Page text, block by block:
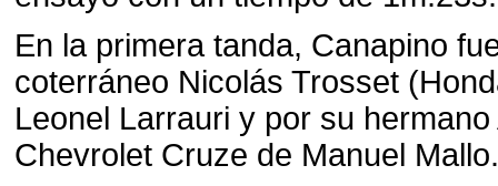
En la primera tanda, Canapino
coterráneo Nicolás Trosset
Leonel Larrauri y por su
Chevrolet Cruze de Manuel